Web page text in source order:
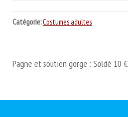
Catégorie:Costumes adultes
Pagne et soutien gorge : Soldé 10 €